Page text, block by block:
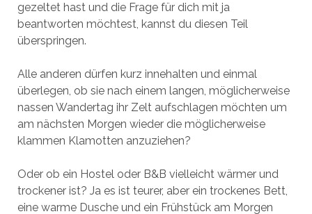
gezeltet hast und die Frage für dich mit ja
beantworten möchtest, kannst du diesen Teil
überspringen.
Alle anderen dürfen kurz innehalten und einmal
überlegen, ob sie nach einem langen, möglicherweise
nassen Wandertag ihr Zelt aufschlagen möchten um
am nächsten Morgen wieder die möglicherweise
klammen Klamotten anzuziehen?
Oder ob ein Hostel oder B&B vielleicht wärmer und
trockener ist? Ja es ist teurer, aber ein trockenes Bett,
eine warme Dusche und ein Frühstück am Morgen